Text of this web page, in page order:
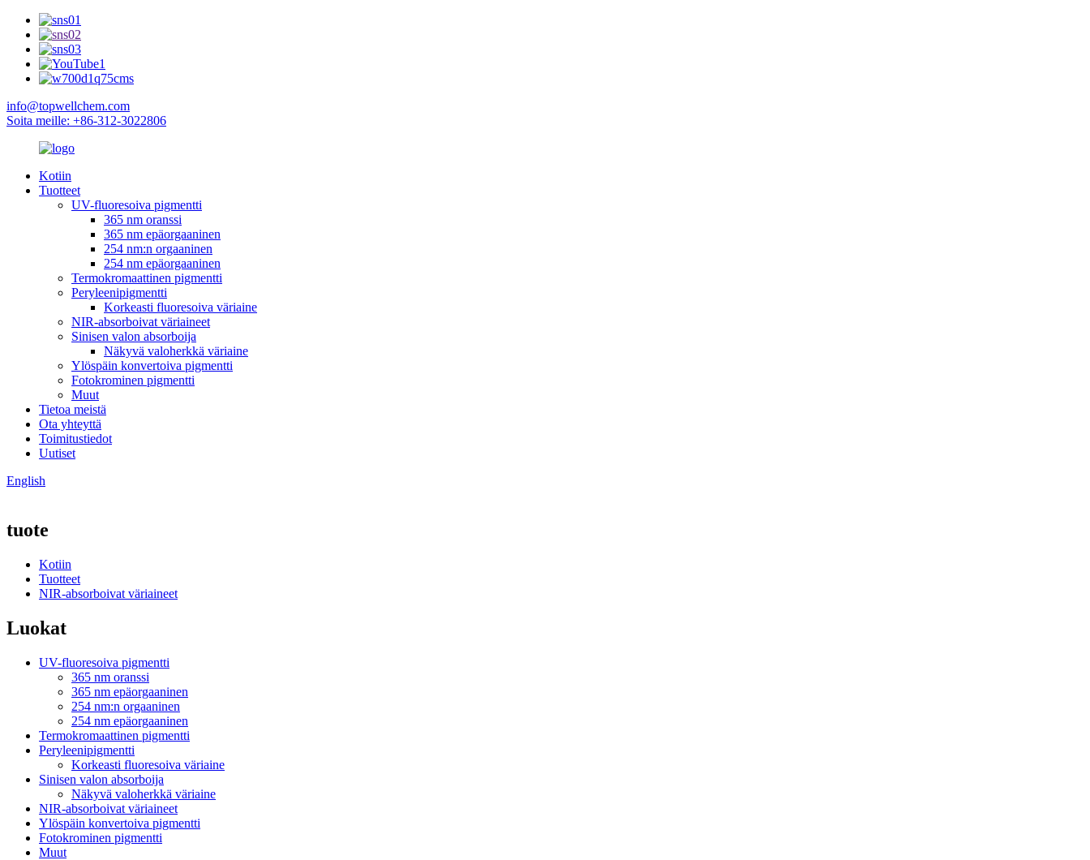
info@topwellchem.com
Soita meille: +86-312-3022806
Kotiin
Tuotteet
UV-fluoresoiva pigmentti
365 nm oranssi
365 nm epäorgaaninen
254 nm:n orgaaninen
254 nm epäorgaaninen
Termokromaattinen pigmentti
Peryleenipigmentti
Korkeasti fluoresoiva väriaine
NIR-absorboivat väriaineet
Sinisen valon absorboija
Näkyvä valoherkkä väriaine
Ylöspäin konvertoiva pigmentti
Fotokrominen pigmentti
Muut
Tietoa meistä
Ota yhteyttä
Toimitustiedot
Uutiset
English
tuote
Kotiin
Tuotteet
NIR-absorboivat väriaineet
Luokat
UV-fluoresoiva pigmentti
365 nm oranssi
365 nm epäorgaaninen
254 nm:n orgaaninen
254 nm epäorgaaninen
Termokromaattinen pigmentti
Peryleenipigmentti
Korkeasti fluoresoiva väriaine
Sinisen valon absorboija
Näkyvä valoherkkä väriaine
NIR-absorboivat väriaineet
Ylöspäin konvertoiva pigmentti
Fotokrominen pigmentti
Muut